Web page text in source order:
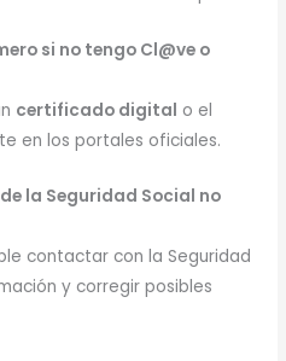
si no tengo Cl@ve o
certificado digital o el
en los portales oficiales.
la Seguridad Social no
contactar con la Seguridad
y corregir posibles